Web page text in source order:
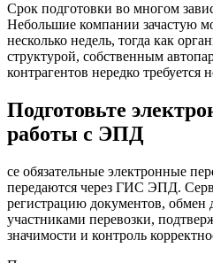
Срок подготовки во многом
Небольшие компании зачастую
несколько недель, тогда как
структурой, собственным
контрагентов нередко требуется
Подготовьте
работы с ЭПД
се обязательные электронные
передаются через ГИС ЭПД.
регистрацию документов,
участниками перевозки,
значимости и контроль